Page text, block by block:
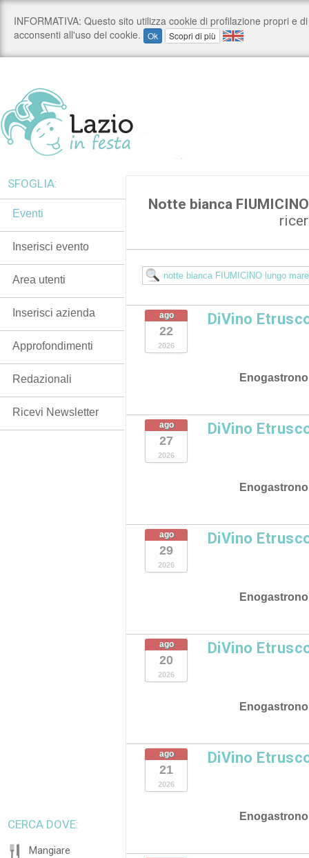
Notte bianca
ago
22
2026
DiVino
ago
27
2026
DiVino
ago
29
2026
DiVino
ago
20
2026
DiVino
ago
21
2026
DiVino
SFOGLIA:
Eventi
Inserisci evento
Area utenti
Inserisci azienda
Approfondimenti
Redazionali
Ricevi Newsletter
CERCA DOVE:
Mangiare